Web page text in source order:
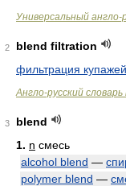
Универсальный англо-
2
blend filtration
фильтрация купажей
Англо-русский
3
blend
1. n смесь
alcohol blend —
polymer blend —